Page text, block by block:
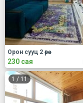
Орон сууц 2 өрөө
230 сая
1 / 11